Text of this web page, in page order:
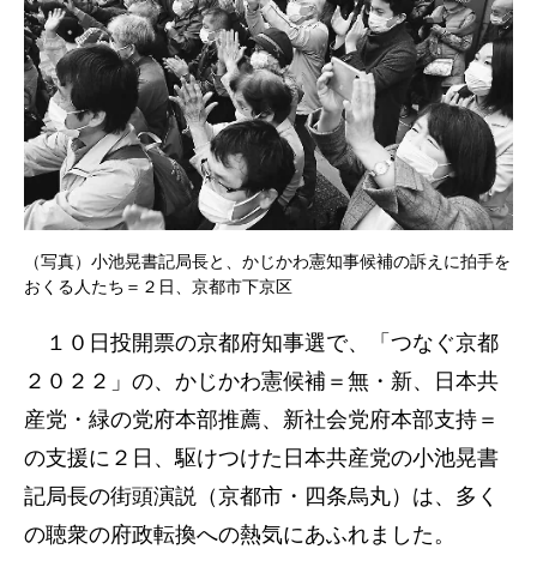
（写真）小池晃書記局長と、かじかわ憲知事候補の訴えに拍手を
おくる人たち＝２日、京都市下京区
１０日投開票の京都府知事選で、「つなぐ京都
２０２２」の、かじかわ憲候補＝無・新、日本共
産党・緑の党府本部推薦、新社会党府本部支持＝
の支援に２日、駆けつけた日本共産党の小池晃書
記局長の街頭演説（京都市・四条烏丸）は、多く
の聴衆の府政転換への熱気にあふれました。